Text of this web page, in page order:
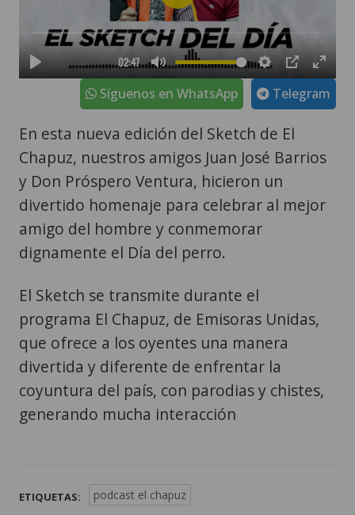
Telegram
Síguenos en WhatsApp
En esta nueva edición del Sketch de El
Chapuz, nuestros amigos Juan José Barrios
y Don Próspero Ventura, hicieron un
divertido homenaje para celebrar al mejor
amigo del hombre y conmemorar
dignamente el Día del perro.
El Sketch se transmite durante el
programa El Chapuz, de Emisoras Unidas,
que ofrece a los oyentes una manera
divertida y diferente de enfrentar la
coyuntura del país, con parodias y chistes,
generando mucha interacción
ETIQUETAS: podcast el chapuz